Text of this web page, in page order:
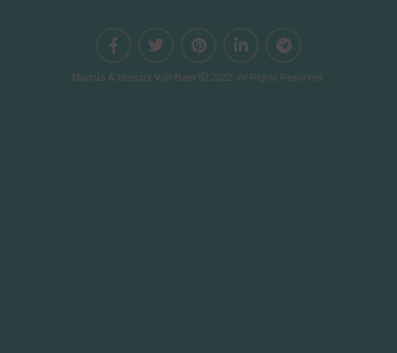
Marcus & Marcus Việt Nam 2022. All Rights Reserved.